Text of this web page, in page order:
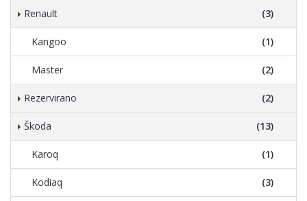
Renault (3)
Kangoo (1)
Master (2)
Rezervirano (2)
Škoda (13)
Karoq (1)
Kodiaq (3)